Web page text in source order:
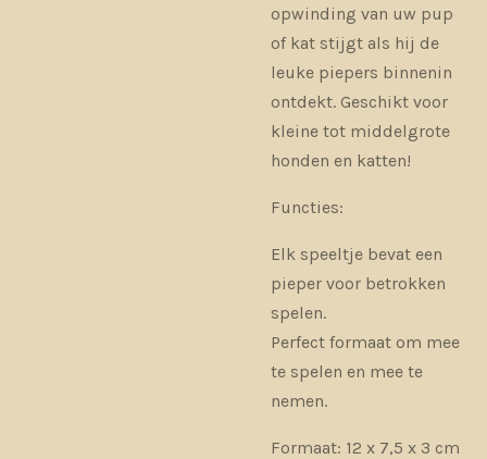
opwinding van uw pup
of kat stijgt als hij de
leuke piepers binnenin
ontdekt. Geschikt voor
kleine tot middelgrote
honden en katten!
Functies:
Elk speeltje bevat een
pieper voor betrokken
spelen.
Perfect formaat om mee
te spelen en mee te
nemen.
Formaat: 12 x 7,5 x 3 cm